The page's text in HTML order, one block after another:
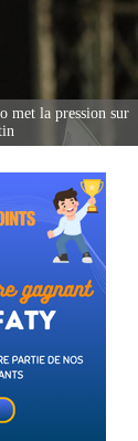
met la pression sur